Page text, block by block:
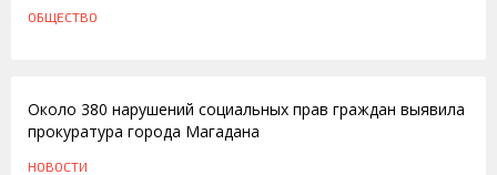
ОБЩЕСТВО
Около 380 нарушений социальных прав граждан выявила
прокуратура города Магадана
НОВОСТИ